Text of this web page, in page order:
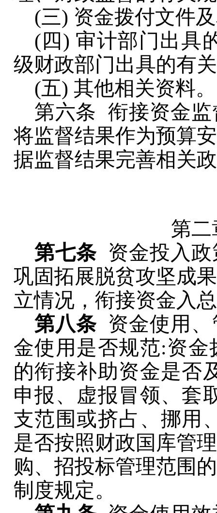
(三) 资金拨付文件
(四) 审计部门出具
级财政部门出具的有
(五) 其他相关资料。
第六条 衔接资金
将监督结果作为预算
据监督结果完善相关
第二
第七条 资金投入
巩固拓展脱贫攻坚成
立情况，衔接资金入
第八条 资金使用
金使用是否规范:资金
的衔接补助资金是否
申报、虚报冒领、套
支范围或挤占、挪用
是否按照财政国库管
购、招投标管理范围
制度规定。